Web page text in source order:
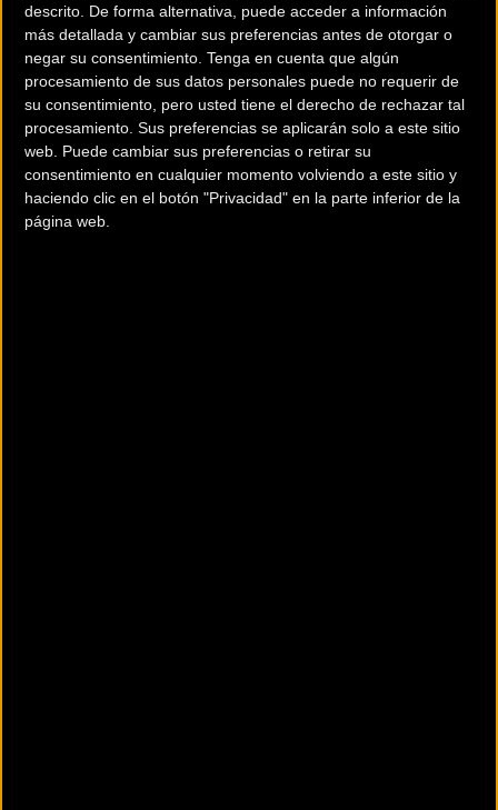
descrito. De forma alternativa, puede acceder a información
más detallada y cambiar sus preferencias antes de otorgar o
negar su consentimiento. Tenga en cuenta que algún
procesamiento de sus datos personales puede no requerir de
su consentimiento, pero usted tiene el derecho de rechazar tal
procesamiento. Sus preferencias se aplicarán solo a este sitio
web. Puede cambiar sus preferencias o retirar su
consentimiento en cualquier momento volviendo a este sitio y
haciendo clic en el botón "Privacidad" en la parte inferior de la
página web.
Terms of use © 1987–2026 HERE
¿Eres el propietario de esta tienda? Descubre cómo
hacerte tienda Premium para llegar a más clientes
Comercios Bz Premium
MC SKI BIKE